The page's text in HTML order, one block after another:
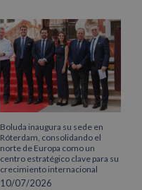
Boluda inaugura su sede en
Róterdam, consolidando el
norte de Europa como un
centro estratégico clave para su
crecimiento internacional
10/07/2026